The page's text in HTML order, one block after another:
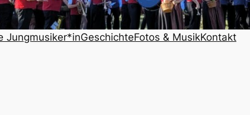
Jungmusiker*inGeschichteFotos & MusikKontakt